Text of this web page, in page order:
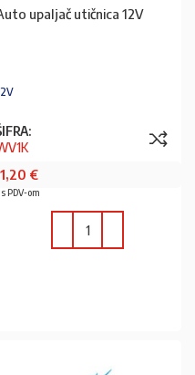
upaljač utičnica 12V
1,20 €
s PDV-om